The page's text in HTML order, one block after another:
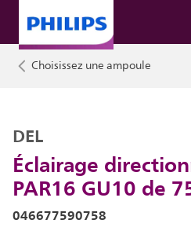
Choisissez une ampoule
Éclairage
PAR16 GU10 de
DEL
046677590758